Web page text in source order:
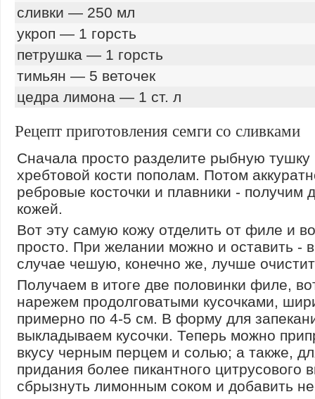
сливки — 250 мл
укроп — 1 горсть
петрушка — 1 горсть
тимьян — 5 веточек
цедра лимона — 1 ст. л
Рецепт приготовления семги со сливками
Сначала просто разделите рыбную тушку
хребтовой кости пополам. Потом
ребровые косточки и плавники - получим
кожей.
Вот эту самую кожу отделить от филе и
просто. При желании можно и оставить -
случае чешую, конечно же, лучше
Получаем в итоге две половинки филе,
нарежем продолговатыми кусочками,
примерно по 4-5 см. В форму для
выкладываем кусочки. Теперь можно
вкусу черным перцем и солью; а также,
придания более пикантного цитрусового
сбрызнуть лимонным соком и добавить